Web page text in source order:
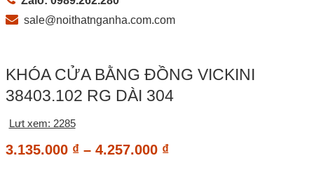
sale@noithatnganha.com.com
KHÓA CỬA BẰNG ĐỒNG VICKINI
38403.102 RG DÀI 304
Lưt xem: 2285
3.135.000 ₫ – 4.257.000 ₫Khoảng